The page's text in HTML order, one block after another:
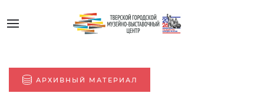
АРХИВНЫЙ МАТЕРИАЛ